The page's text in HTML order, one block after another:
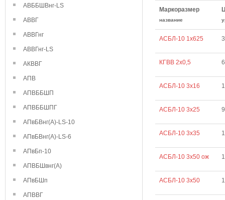
АВББШВнг-LS
АВВГ
АВВГнг
АВВГнг-LS
АКВВГ
АПВ
АПВББШП
АПВББШПГ
АПвБВнг(А)-LS-10
АПвБВнг(А)-LS-6
АПвБп-10
АПВБШвнг(А)
АПвБШп
АПВВГ
Маркоразмер
название
АСБЛ-10 1х625
КГВВ 2х0,5
АСБЛ-10 3х16
АСБЛ-10 3х25
АСБЛ-10 3х35
АСБЛ-10 3х50 ож
АСБЛ-10 3х50